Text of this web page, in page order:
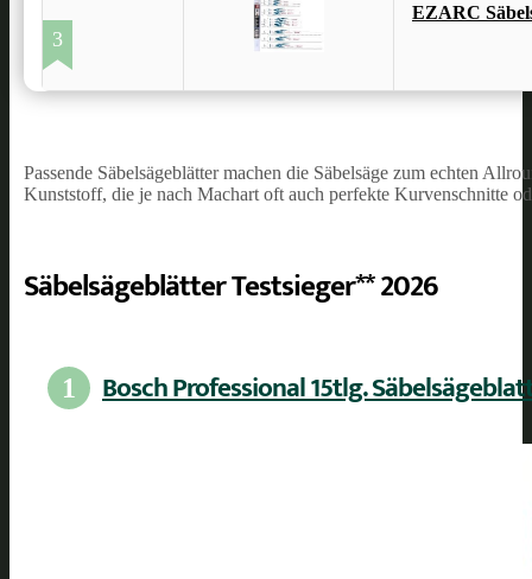
3
EZARC
Passende Säbelsägeblätter machen die Säbelsäge zum echten
Kunststoff, die je nach Machart oft auch perfekte Kurvenschnitte
Säbelsägeblätter Testsieger** 2026
1 Bosch Professional 15tlg.